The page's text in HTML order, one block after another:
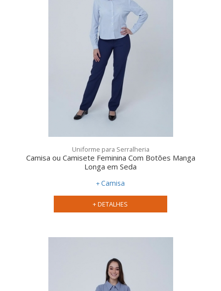
Uniforme para Serralheria
Camisa ou Camisete Feminina Com Botões Manga
Longa em Seda
Camisa
+ DETALHES